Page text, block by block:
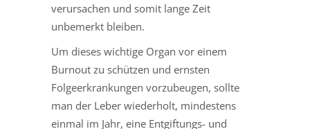
verursachen und somit lange Zeit
unbemerkt bleiben.
Um dieses wichtige Organ vor einem
Burnout zu schützen und ernsten
Folgeerkrankungen vorzubeugen, sollte
man der Leber wiederholt, mindestens
einmal im Jahr, eine Entgiftungs- und